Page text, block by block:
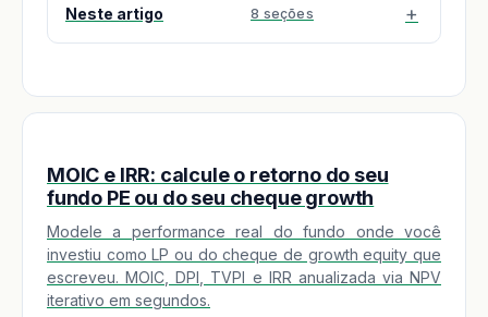
Neste artigo 8 seções
MOIC e IRR: calcule o retorno do seu
fundo PE ou do seu cheque growth
Modele a performance real do fundo onde você
investiu como LP ou do cheque de growth equity que
escreveu. MOIC, DPI, TVPI e IRR anualizada via NPV
iterativo em segundos.